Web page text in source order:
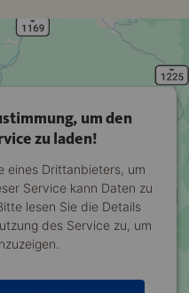
um den
zu laden!
eines Drittanbieters, um
Service kann Daten zu
lesen Sie die Details
des Service zu, um